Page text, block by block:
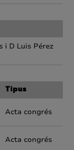
i D Luis Pérez
Tipus
Acta congrés
Acta congrés